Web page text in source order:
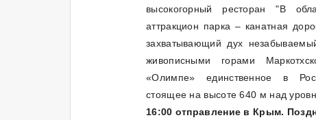
высокогорный ресторан "В
аттракцион парка – канатная
захватывающий дух
живописными горами
«Олимпе» единственное в
стоящее на высоте 640 м над
16:00 отправление в Крым.